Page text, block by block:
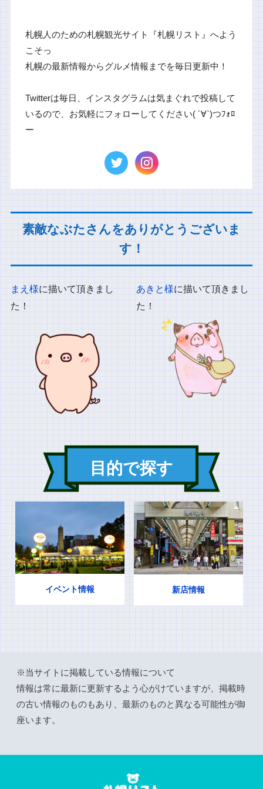
札幌人のための札幌観光サイト『札幌リスト』へよう
こそっ
札幌の最新情報からグルメ情報までを毎日更新中！
Twitterは毎日、インスタグラムは気まぐれで投稿して
いるので、お気軽にフォローしてください( ´∀`)つﾌｫﾛ
ー
素敵なぶたさんをありがとうございま
す！
まえ様に描いて頂きまし
た！
あきと様に描いて頂きまし
た！
目的で探す
イベント情報 新店情報
※当サイトに掲載している情報について
情報は常に最新に更新するよう心がけていますが、掲載時
の古い情報のものもあり、最新のものと異なる可能性が御
座います。